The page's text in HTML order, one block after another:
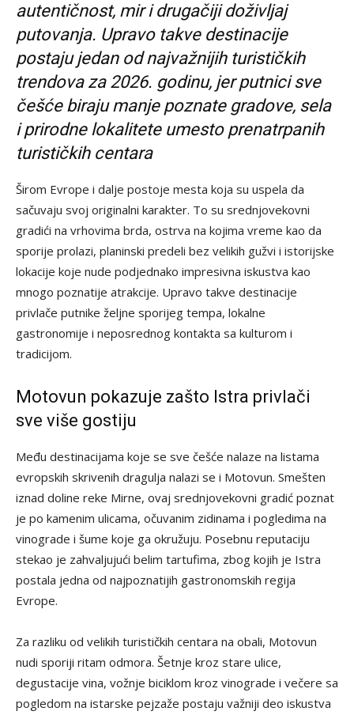
autentičnost, mir i drugačiji doživljaj
putovanja. Upravo takve destinacije
postaju jedan od najvažnijih turističkih
trendova za 2026. godinu, jer putnici sve
češće biraju manje poznate gradove, sela
i prirodne lokalitete umesto prenatrpanih
turističkih centara
Širom Evrope i dalje postoje mesta koja su uspela da
sačuvaju svoj originalni karakter. To su srednjovekovni
gradići na vrhovima brda, ostrva na kojima vreme kao da
sporije prolazi, planinski predeli bez velikih gužvi i istorijske
lokacije koje nude podjednako impresivna iskustva kao
mnogo poznatije atrakcije. Upravo takve destinacije
privlače putnike željne sporijeg tempa, lokalne
gastronomije i neposrednog kontakta sa kulturom i
tradicijom.
Motovun pokazuje zašto Istra privlači
sve više gostiju
Među destinacijama koje se sve češće nalaze na listama
evropskih skrivenih dragulja nalazi se i Motovun. Smešten
iznad doline reke Mirne, ovaj srednjovekovni gradić poznat
je po kamenim ulicama, očuvanim zidinama i pogledima na
vinograde i šume koje ga okružuju. Posebnu reputaciju
stekao je zahvaljujući belim tartufima, zbog kojih je Istra
postala jedna od najpoznatijih gastronomskih regija
Evrope.
Za razliku od velikih turističkih centara na obali, Motovun
nudi sporiji ritam odmora. Šetnje kroz stare ulice,
degustacije vina, vožnje biciklom kroz vinograde i večere sa
pogledom na istarske pejzaže postaju važniji deo iskustva